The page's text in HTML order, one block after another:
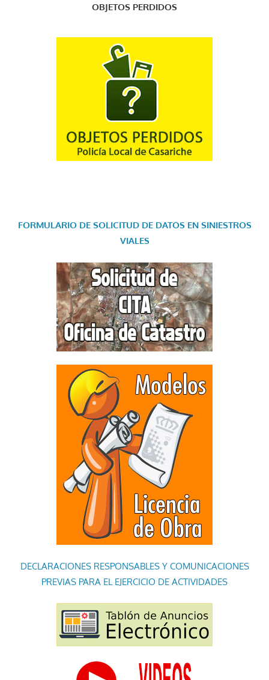
OBJETOS PERDIDOS
FORMULARIO DE SOLICITUD DE DATOS EN SINIESTROS
VIALES
DECLARACIONES RESPONSABLES Y COMUNICACIONES
PREVIAS PARA EL EJERCICIO DE ACTIVIDADES